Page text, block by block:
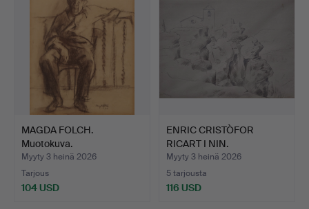
MAGDA FOLCH.
Muotokuva.
Myyty 3 heinä 2026
Tarjous
104 USD
ENRIC CRISTÒFOR
RICART I NIN.
Kirkkonäkymä.
Myyty 3 heinä 2026
5 tarjousta
116 USD